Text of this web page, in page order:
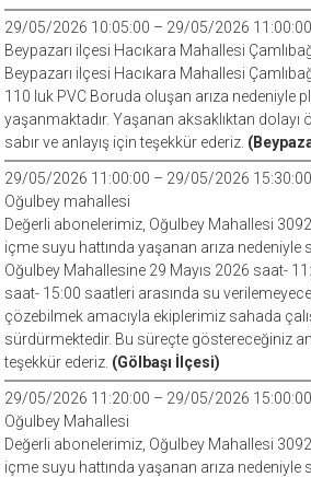
29/05/2026 10:05:00 – 29/05/2026 11:00:00
Beypazarı ilçesi Hacıkara Mahallesi
Beypazarı ilçesi Hacıkara Mahallesi
110 luk PVC Boruda oluşan arıza nedeniyle
yaşanmaktadır. Yaşanan aksaklıktan dolayı
sabır ve anlayış için teşekkür ederiz.
29/05/2026 11:00:00 – 29/05/2026 15:30:00
Oğulbey mahallesi
Değerli abonelerimiz, Oğulbey Mahallesi
içme suyu hattında yaşanan arıza nedeniyle
Oğulbey Mahallesine 29 Mayıs 2026 saat-
saat- 15:00 saatleri arasında su
çözebilmek amacıyla ekiplerimiz sahada
sürdürmektedir. Bu süreçte göstereceğiniz
teşekkür ederiz. (Gölbaşı İlçesi)
29/05/2026 11:20:00 – 29/05/2026 15:00:00
Oğulbey Mahallesi
Değerli abonelerimiz, Oğulbey Mahallesi
içme suyu hattında yaşanan arıza nedeniyle